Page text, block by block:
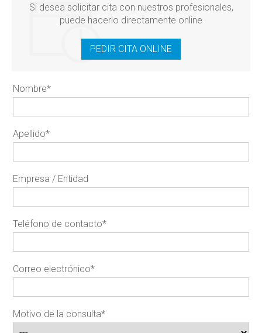
Si desea solicitar cita con nuestros profesionales,
puede hacerlo directamente online
PEDIR CITA ONLINE
Nombre*
Apellido*
Empresa / Entidad
Teléfono de contacto*
Correo electrónico*
Motivo de la consulta*